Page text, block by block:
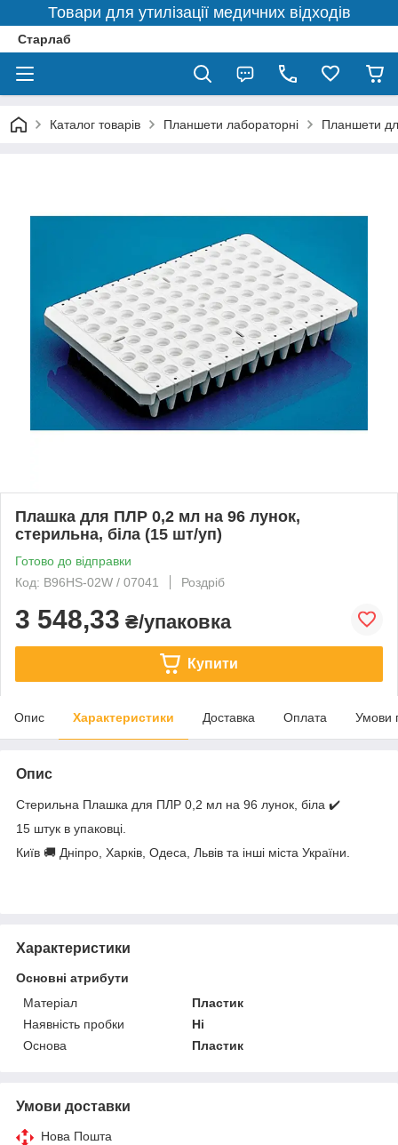
Товари для утилізації медичних відходів
Старлаб
Каталог товарів Планшети лабораторні Планшети
Плашка для ПЛР 0,2 мл на 96 лунок,
стерильна, біла (15 шт/уп)
Готово до відправки
Код: B96HS-02W / 07041
Роздріб
3 548,33 ₴/упаковка
Купити
Опис Характеристики Доставка Оплата Умови
Опис
Стерильна Плашка для ПЛР 0,2 мл на 96 лунок, біла ✔️
15 штук в упаковці.
Київ 🚚 Дніпро, Харків, Одеса, Львів та інші міста України.
Характеристики
Основні атрибути
Матеріал
Пластик
Наявність пробки
Ні
Основа
Пластик
Умови доставки
Нова Пошта